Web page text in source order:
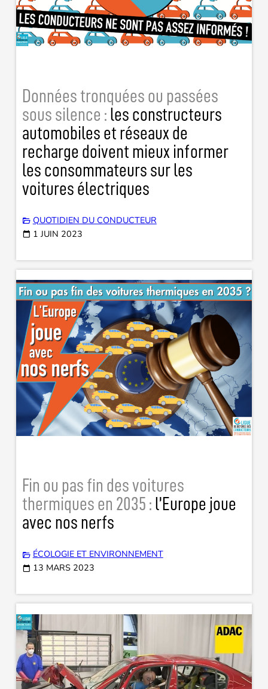
Données tronquées ou passées
sous silence : les constructeurs
automobiles et réseaux de
recharge doivent mieux informer
les consommateurs sur les
voitures électriques
QUOTIDIEN DU CONDUCTEUR
1 JUIN 2023
Fin ou pas fin des voitures
thermiques en 2035 : l’Europe joue
avec nos nerfs
ÉCOLOGIE ET ENVIRONNEMENT
13 MARS 2023